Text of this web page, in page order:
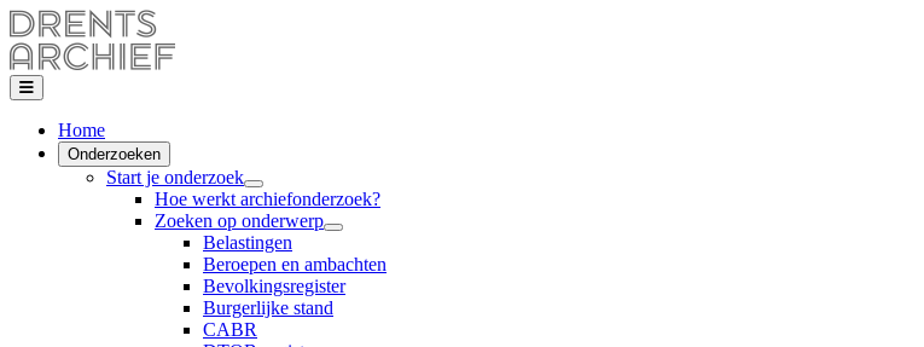
Home
Onderzoeken
Start je onderzoek
Hoe werkt archiefonderzoek?
Zoeken op onderwerp
Belastingen
Beroepen en ambachten
Bevolkingsregister
Burgerlijke stand
CABR